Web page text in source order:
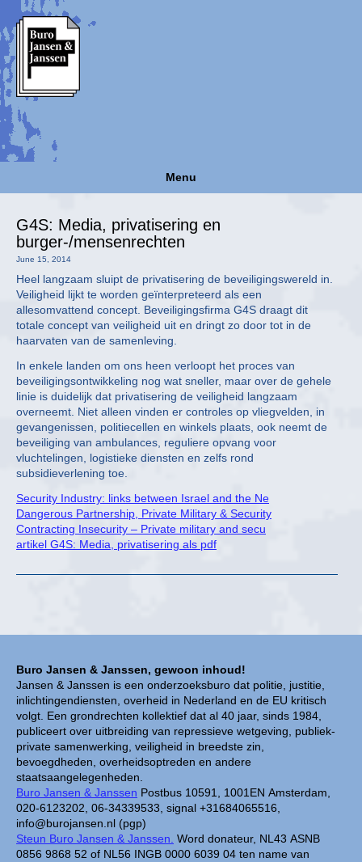
Menu
Buro Jansen & Janssen, gewoon inhoud!
Jansen & Janssen is een onderzoeksburo dat politie, justitie,
inlichtingendiensten, overheid in Nederland en de EU kritisch
volgt. Een grondrechten kollektief dat al 40 jaar, sinds 1984,
publiceert over uitbreiding van repressieve wetgeving, publiek-
private samenwerking, veiligheid in breedste zin,
bevoegdheden, overheidsoptreden en andere
staatsaangelegenheden.
Buro Jansen & Janssen Postbus 10591, 1001EN Amsterdam,
020-6123202, 06-34339533, signal +31684065516,
info@burojansen.nl (pgp)
Steun Buro Jansen & Janssen. Word donateur, NL43 ASNB
0856 9868 52 of NL56 INGB 0000 6039 04 ten name van
G4S: Media, privatisering en
burger-/mensenrechten
June 15, 2014
Heel langzaam sluipt de privatisering de beveiligingswereld in.
Veiligheid lijkt te worden geïnterpreteerd als een
allesomvattend concept. Beveiligingsfirma G4S draagt dit
totale concept van veiligheid uit en dringt zo door tot in de
haarvaten van de samenleving.
In enkele landen om ons heen verloopt het proces van
beveiligingsontwikkeling nog wat sneller, maar over de gehele
linie is duidelijk dat privatisering de veiligheid langzaam
overneemt. Niet alleen vinden er controles op vliegvelden, in
gevangenissen, politiecellen en winkels plaats, ook neemt de
beveiliging van ambulances, reguliere opvang voor
vluchtelingen, logistieke diensten en zelfs rond
subsidieverlening toe.
Security Industry: links between Israel and the Ne
Dangerous Partnership, Private Military & Security
Contracting Insecurity – Private military and secu
artikel G4S: Media, privatisering als pdf